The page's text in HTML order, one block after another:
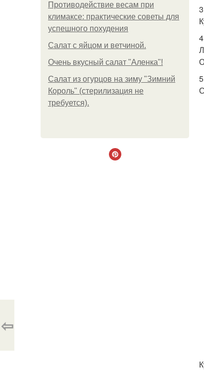
Противодействие весам при
климаксе: практические советы для
успешного похудения
Салат с яйцом и ветчиной.
Очень вкусный салат "Аленка"!
Салат из огурцов на зиму "Зимний
Король" (стерилизация не
требуется).
⇦